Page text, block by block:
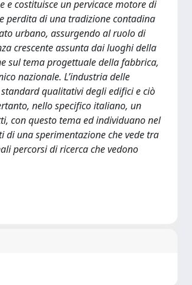
e costituisce un pervicace motore di
perdita di una tradizione contadina
urbano, assurgendo al ruolo di
crescente assunta dai luoghi della
sul tema progettuale della fabbrica,
nazionale. L’industria delle
qualitativi degli edifici e ciò
nello specifico italiano, un
con questo tema ed individuano nel
una sperimentazione che vede tra
percorsi di ricerca che vedono